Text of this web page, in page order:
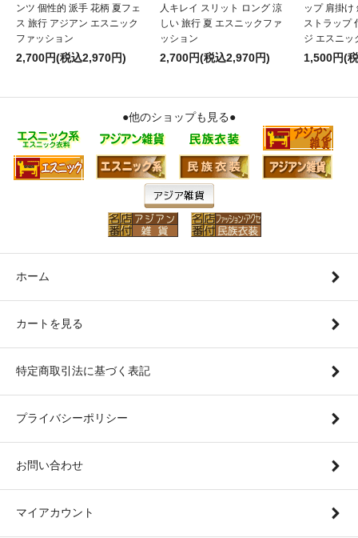
ンツ 個性的 派手 花柄 夏フェ
ス 旅行 アジアン エスニック
ファッション
2,700円(税込2,970円)
人キレイ スリット ロング 涼
しい 旅行 夏 エスニックファ
ッション
2,700円(税込2,970円)
ップ 肩掛け
ストラップ
ジ エスニッ
1,500円(
●他のショップも見る●
ホーム
カートを見る
特定商取引法に基づく表記
プライバシーポリシー
お問い合わせ
マイアカウント